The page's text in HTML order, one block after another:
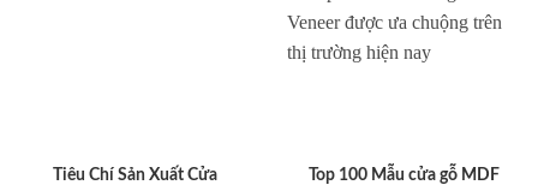
Tiêu Chí Sản Xuất Cửa
Top 100 Mẫu cửa gỗ MDF